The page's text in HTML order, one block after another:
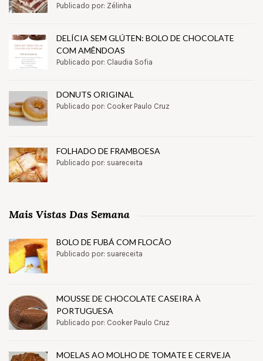
Publicado por: Zélinha
DELÍCIA SEM GLÚTEN: BOLO DE CHOCOLATE
COM AMÊNDOAS
Publicado por: Claudia Sofia
DONUTS ORIGINAL
Publicado por: Cooker Paulo Cruz
FOLHADO DE FRAMBOESA
Publicado por: suareceita
Mais Vistas Das Semana
BOLO DE FUBÁ COM FLOCÃO
Publicado por: suareceita
MOUSSE DE CHOCOLATE CASEIRA À
PORTUGUESA
Publicado por: Cooker Paulo Cruz
MOELAS AO MOLHO DE TOMATE E CERVEJA